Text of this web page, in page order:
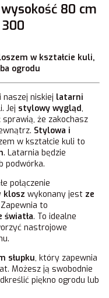
80 cm
w kształcie kuli,
ogrodu
niskiej latarni
Jej stylowy wygląd,
sprawią, że zakochasz
Stylowa i
w kształcie kuli to
. Latarnia będzie
podwórka.
połączenie
klosz wykonany jest ze
to
światła. To idealne
nastrojowe
słupku, który zapewnia
Możesz ją swobodnie
piękno ogrodu lub